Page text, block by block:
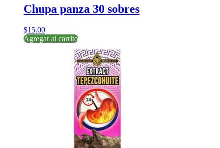
Chupa panza 30 sobres
$15.00
Agregar al carrito